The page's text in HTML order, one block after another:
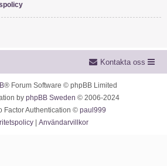
Kontakta oss
® Forum Software © phpBB Limited
by phpBB Sweden © 2006-2024
Factor Authentication © paul999
| Användarvillkor